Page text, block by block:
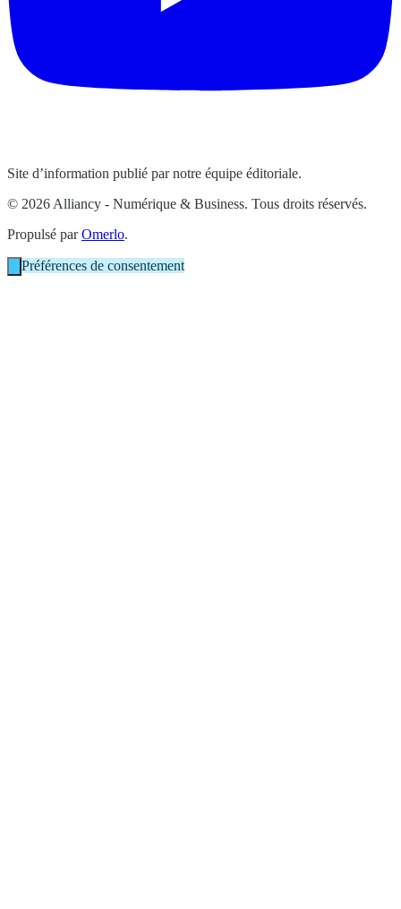
Site d’information publié par notre équipe éditoriale.
© 2026 Alliancy - Numérique & Business. Tous droits réservés.
Propulsé parOmerlo.
Préférences de consentement